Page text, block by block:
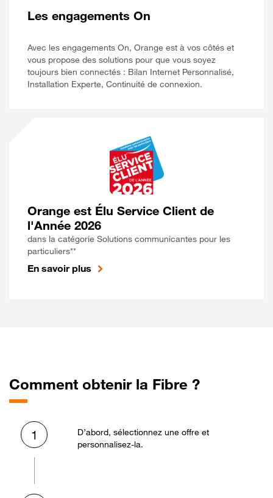
Les engagements On
Avec les engagements On, Orange est à vos côtés et
vous propose des solutions pour que vous soyez
toujours bien connectés : Bilan Internet Personnalisé,
Installation Experte, Continuité de connexion.
Orange est Élu Service Client de
l'Année 2026
dans la catégorie Solutions communicantes pour les
particuliers**
En savoir plus
Comment obtenir la Fibre ?
1
D’abord, sélectionnez une offre et
personnalisez-la.